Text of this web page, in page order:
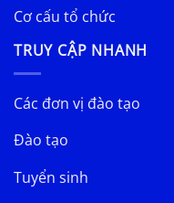
Cơ cấu tổ chức
TRUY CẬP NHANH
Các đơn vị đào tạo
Đào tạo
Tuyển sinh